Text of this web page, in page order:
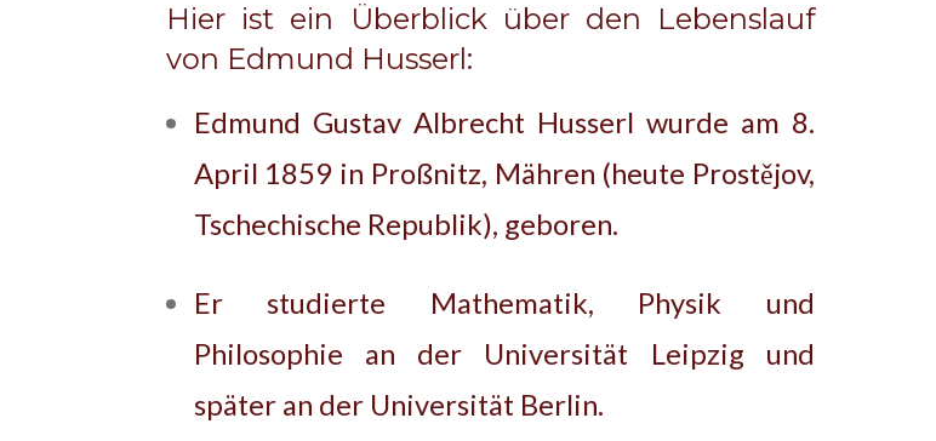
Hier ist ein Überblick über den Lebenslauf
von Edmund Husserl:
Edmund Gustav Albrecht Husserl wurde am 8.
April 1859 in Proßnitz, Mähren (heute Prostějov,
Tschechische Republik), geboren.
Er studierte Mathematik, Physik und
Philosophie an der Universität Leipzig und
später an der Universität Berlin.